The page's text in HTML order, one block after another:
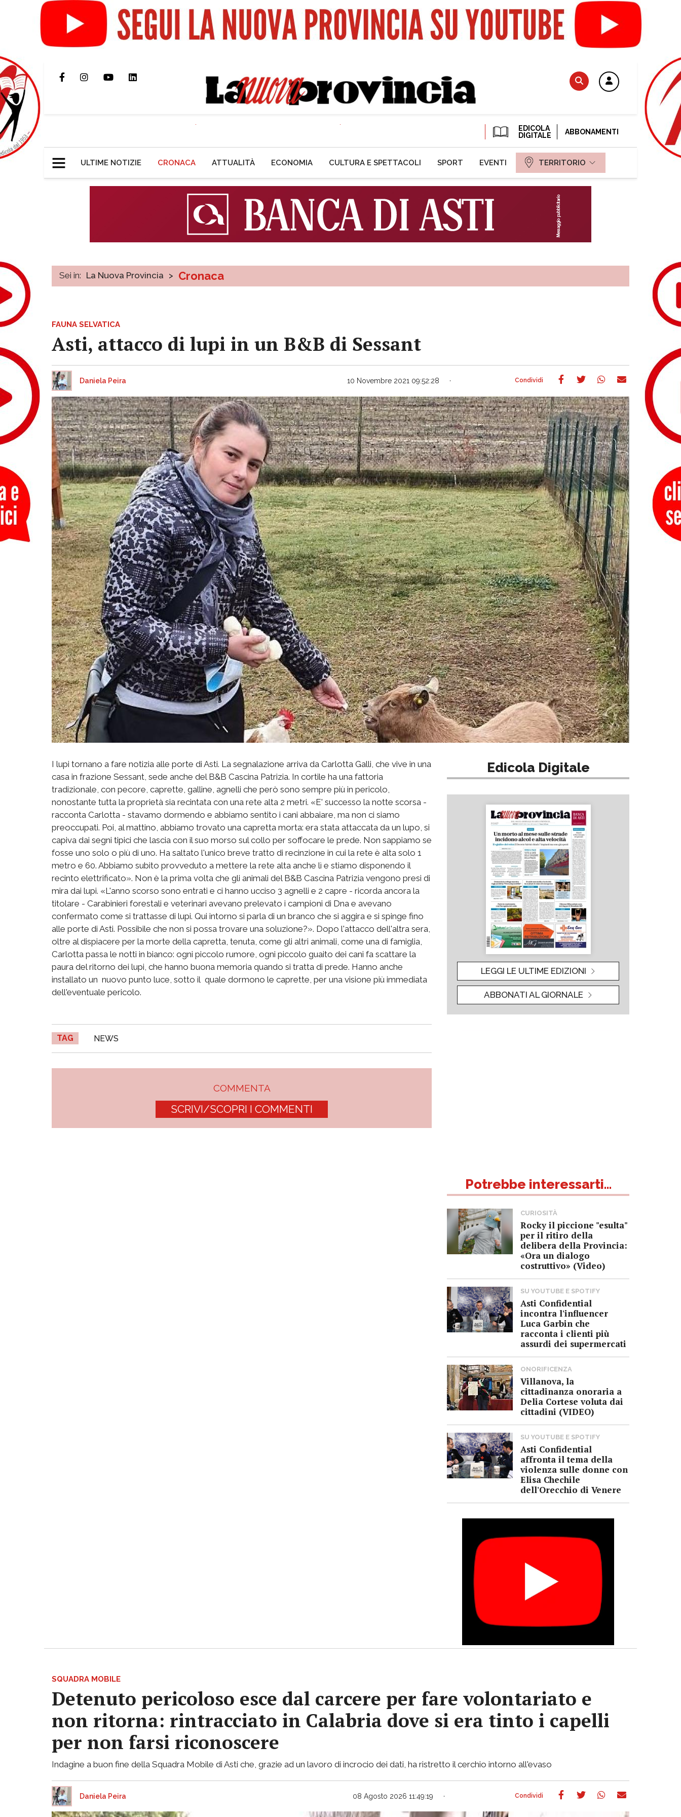
EDICOLA
DIGITALE
ABBONAMENTI
ULTIME NOTIZIE CRONACA ATTUALITÀ ECONOMIA CULTURA E SPETTACOLI SPORT EVENTI TERRITORIO
Sei in: La Nuova Provincia > Cronaca
FAUNA SELVATICA
Asti, attacco di lupi in un B&B di Sessant
Daniela Peira 10 Novembre 2021 09:52:28
I lupi tornano a fare notizia alle porte di Asti. La segnalazione arriva da Carlotta Galli, che vive in una
casa in frazione Sessant, sede anche del B&B Cascina Patrizia. In cortile ha una fattoria
tradizionale, con pecore, caprette, galline, agnelli che però sono sempre più in pericolo,
nonostante tutta la proprietà sia recintata con una rete alta 2 metri. «E' successo la notte scorsa -
racconta Carlotta - stavamo dormendo e abbiamo sentito i cani abbaiare, ma non ci siamo
preoccupati. Poi, al mattino, abbiamo trovato una capretta morta: era stata attaccata da un lupo, si
capiva dai segni tipici che lascia con il suo morso sul collo per soffocare le prede. Non sappiamo se
fosse uno solo o più di uno. Ha saltato l'unico breve tratto di recinzione in cui la rete è alta solo 1
metro e 60. Abbiamo subito provveduto a mettere la rete alta anche lì e stiamo disponendo il
recinto elettrificato». Non è la prima volta che gli animali del B&B Cascina Patrizia vengono presi di
mira dai lupi. «L'anno scorso sono entrati e ci hanno ucciso 3 agnelli e 2 capre - ricorda ancora la
titolare - Carabinieri forestali e veterinari avevano prelevato i campioni di Dna e avevano
confermato come si trattasse di lupi. Qui intorno si parla di un branco che si aggira e si spinge fino
alle porte di Asti. Possibile che non si possa trovare una soluzione?». Dopo l'attacco dell'altra sera,
oltre al dispiacere per la morte della capretta, tenuta, come gli altri animali, come una di famiglia,
Carlotta passa le notti in bianco: ogni piccolo rumore, ogni piccolo guaito dei cani fa scattare la
paura del ritorno dei lupi, che hanno buona memoria quando si tratta di prede. Hanno anche
installato un nuovo punto luce, sotto il quale dormono le caprette, per una visione più immediata
dell'eventuale pericolo.
TAG NEWS
COMMENTA
SCRIVI/SCOPRI I COMMENTI
Edicola Digitale
LEGGI LE ULTIME EDIZIONI
ABBONATI AL GIORNALE
Potrebbe interessarti...
CURIOSITÀ
Rocky il piccione "esulta"
per il ritiro della
delibera della Provincia:
«Ora un dialogo
costruttivo» (Video)
SU YOUTUBE E SPOTIFY
Asti Confidential
incontra l'influencer
Luca Garbin che
racconta i clienti più
assurdi dei supermercati
ONORIFICENZA
Villanova, la
cittadinanza onoraria a
Delia Cortese voluta dai
cittadini (VIDEO)
SU YOUTUBE E SPOTIFY
Asti Confidential
affronta il tema della
violenza sulle donne con
Elisa Chechile
dell'Orecchio di Venere
SQUADRA MOBILE
Detenuto pericoloso esce dal carcere per fare volontariato e
non ritorna: rintracciato in Calabria dove si era tinto i capelli
per non farsi riconoscere
Indagine a buon fine della Squadra Mobile di Asti che, grazie ad un lavoro di incrocio dei dati, ha ristretto il cerchio intorno all'evaso
Daniela Peira 08 Agosto 2026 11:49:19